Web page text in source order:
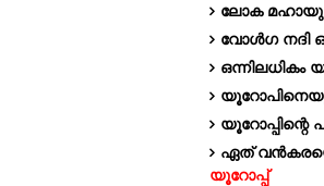
ലോക
വോൾഗ നദി
യൂറോപ്പിന്റെ
ഏത്
യൂറോപ്പ്